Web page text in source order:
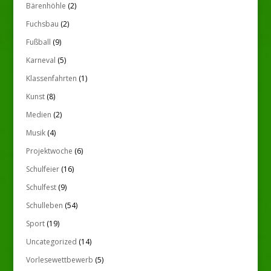
Bärenhöhle (2)
Fuchsbau (2)
Fußball (9)
Karneval (5)
Klassenfahrten (1)
Kunst(8)
Medien (2)
Musik(4)
Projektwoche (6)
Schulfeier(16)
Schulfest(9)
Schulleben (54)
Sport(19)
Uncategorized (14)
Vorlesewettbewerb (5)